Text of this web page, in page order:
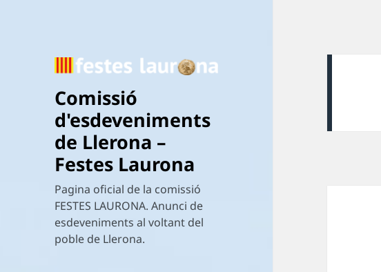
Comissió
d'esdeveniments
de Llerona –
Festes Laurona
Pagina oficial de la comissió
FESTES LAURONA. Anunci de
esdeveniments al voltant del
poble de Llerona.